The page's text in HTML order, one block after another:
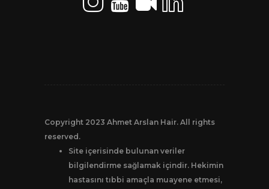
Copyright 2023 Ahmet Arslan Hair. All rights
reserved.
Site içerisinde bulunan veriler
bilgilendirme sağlamak içindir. Hekimin
hastasını tıbbi amaçla muayene etmesi,